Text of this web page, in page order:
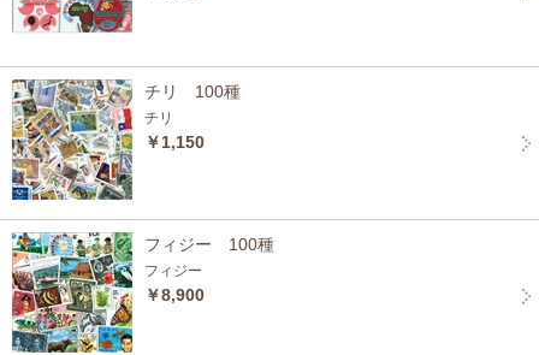
チリ 100種
チリ
￥1,150
フィジー 100種
フィジー
￥8,900